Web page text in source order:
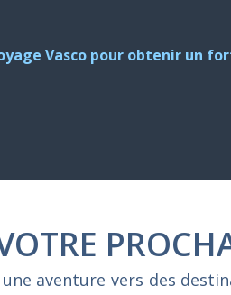
Vasco pour obtenir un
aventure vers des